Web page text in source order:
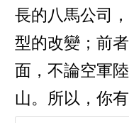
長的八馬公司
型的改變；前
面，不論空軍
山。所以，你